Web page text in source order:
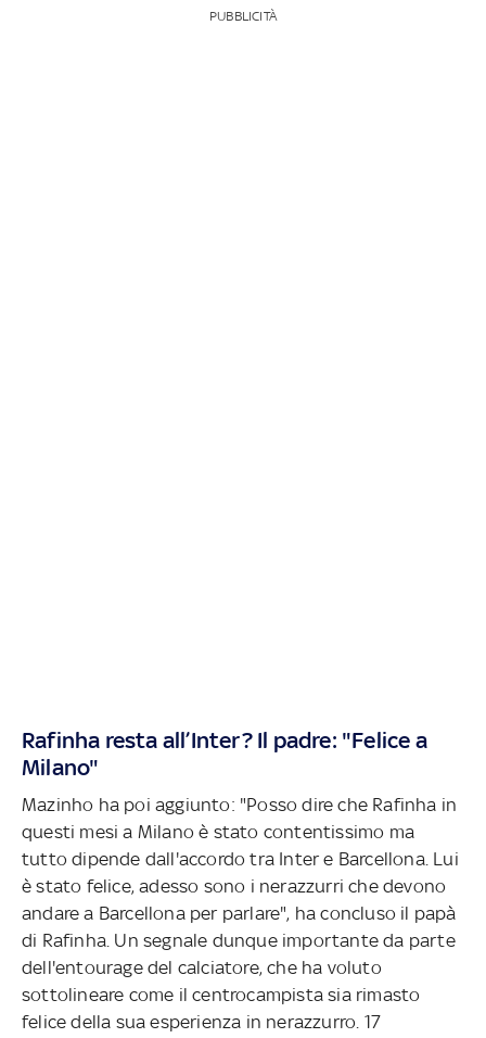
PUBBLICITÀ
Rafinha resta all’Inter? Il padre: "Felice a
Milano"
Mazinho ha poi aggiunto: "Posso dire che Rafinha in
questi mesi a Milano è stato contentissimo ma
tutto dipende dall'accordo tra Inter e Barcellona. Lui
è stato felice, adesso sono i nerazzurri che devono
andare a Barcellona per parlare", ha concluso il papà
di Rafinha. Un segnale dunque importante da parte
dell'entourage del calciatore, che ha voluto
sottolineare come il centrocampista sia rimasto
felice della sua esperienza in nerazzurro. 17